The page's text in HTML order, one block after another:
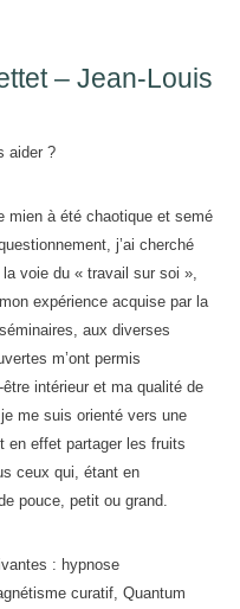
– Jean-Louis
aider ?
mien à été chaotique et semé
j’ai cherché
voie du « travail sur soi »,
expérience acquise par la
aux diverses
m’ont permis
intérieur et ma qualité de
me suis orienté vers une
en effet partager les fruits
ceux qui, étant en
pouce, petit ou grand.
: hypnose
curatif, Quantum